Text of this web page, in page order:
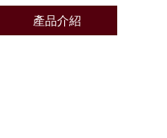
產品介紹